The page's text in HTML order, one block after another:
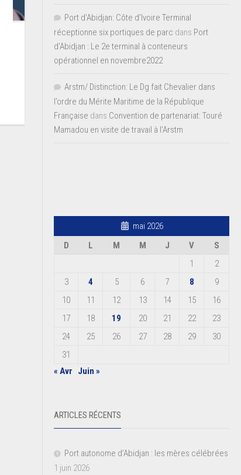
Port d'Abidjan: Côte d’Ivoire Terminal
réceptionne six portiques de parc dans Port
d’Abidjan : Le 2e terminal à conteneurs
opérationnel en novembre2022
Arstm/ Distinction: Le Dg fait Chevalier dans
l’ordre du Mérite Maritime de la République
Française dans Convention de partenariat: Touré
Mamadou en visite de travail à l’Arstm
mai 2026
D
L M M J V
S
1
2
3
4 5 6 7 8
9
10
11 12 13 14 15
16
17
18 19 20 21 22
23
24
25 26 27 28 29
30
31
« Avr
Juin »
ARTICLES RÉCENTS
Port autonome d’Abidjan : les mères célébrées
1 juin 2026